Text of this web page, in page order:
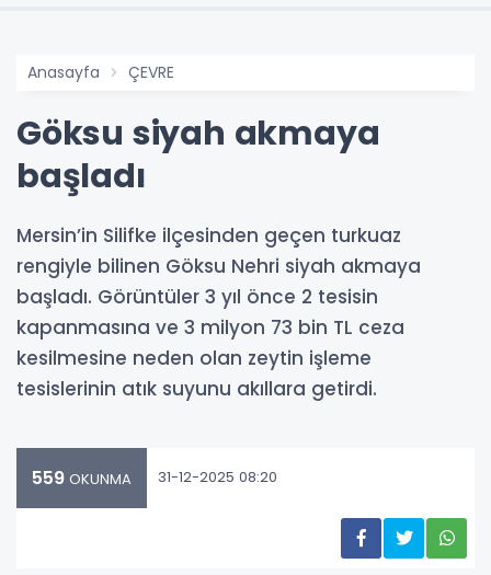
Anasayfa ÇEVRE
Göksu siyah akmaya
başladı
Mersin’in Silifke ilçesinden geçen turkuaz
rengiyle bilinen Göksu Nehri siyah akmaya
başladı. Görüntüler 3 yıl önce 2 tesisin
kapanmasına ve 3 milyon 73 bin TL ceza
kesilmesine neden olan zeytin işleme
tesislerinin atık suyunu akıllara getirdi.
559 OKUNMA 31-12-2025 08:20